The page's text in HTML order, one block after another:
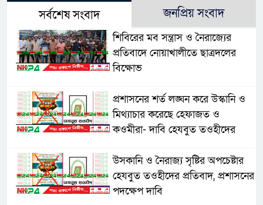
সর্বশেষ সংবাদ জনপ্রিয় সংবাদ
শিবিরের মব সন্ত্রাস ও নৈরাজ্যের
প্রতিবাদে নোয়াখালীতে ছাত্রদলের
বিক্ষোভ
প্রশাসনের শর্ত লঙ্ঘন করে উস্কানি ও
মিথ্যাচার করেছে হেফাজত ও
কওমীরা- দাবি হেযবুত তওহীদের
উসকানি ও নৈরাজ্য সৃষ্টির অপচেষ্টার
হেযবুত তওহীদের প্রতিবাদ, প্রশাসনের
পদক্ষেপ দাবি